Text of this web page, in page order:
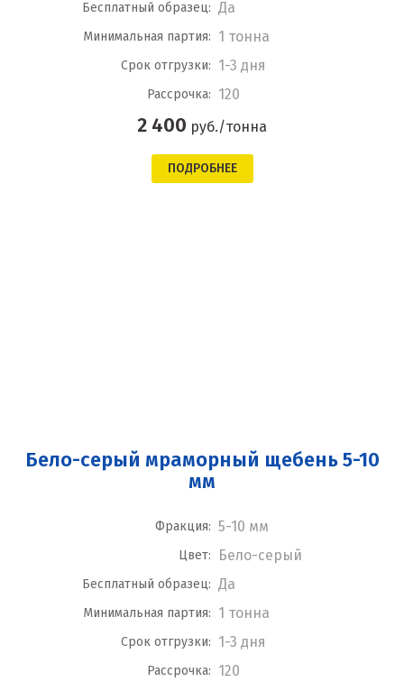
Бесплатный образец: Да
Минимальная партия: 1 тонна
Срок отгрузки: 1-3 дня
Рассрочка: 120
2 400 руб./тонна
ПОДРОБНЕЕ
Бело-серый мраморный щебень 5-10
мм
Фракция: 5-10 мм
Цвет: Бело-серый
Бесплатный образец: Да
Минимальная партия: 1 тонна
Срок отгрузки: 1-3 дня
Рассрочка: 120